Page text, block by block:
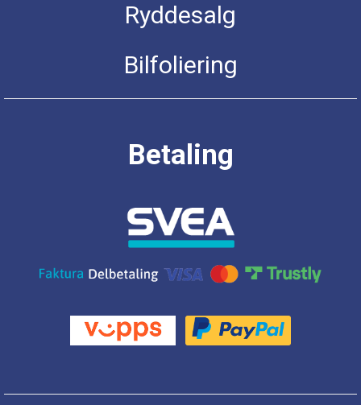
Ryddesalg
Bilfoliering
Betaling